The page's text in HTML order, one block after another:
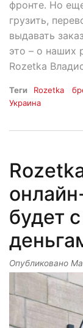
фронте. Но
грузить,
выдавать
это – о наших
Rozetka
Теги Rozetka
Украина
будет
Опубликовано